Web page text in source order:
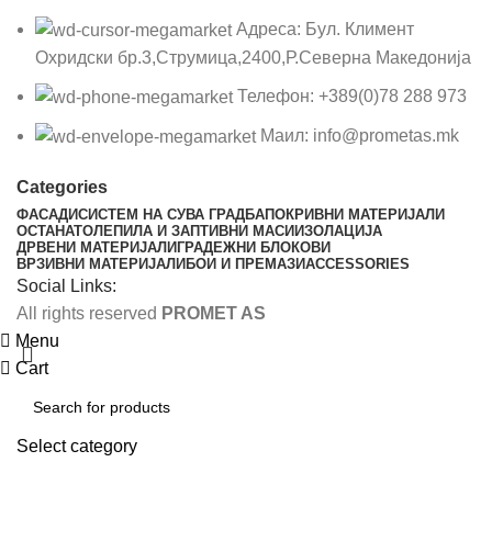
Адреса: Бул. Климент
Охридски бр.3,Струмица,2400,Р.Северна Македонија
Телефон: +389(0)78 288 973
Маил: info@prometas.mk
Categories
ФАСАДИСИСТЕМ НА СУВА ГРАДБАПОКРИВНИ МАТЕРИЈАЛИ
ОСТАНАТОЛЕПИЛА И ЗАПТИВНИ МАСИ ИЗОЛАЦИЈА
ДРВЕНИ МАТЕРИЈАЛИ ГРАДЕЖНИ БЛОКОВИ
ВРЗИВНИ МАТЕРИЈАЛИ БОИ И ПРЕМАЗИACCESSORIES
Social Links:
All rights reserved PROMET AS
Select category
Menu
Cart